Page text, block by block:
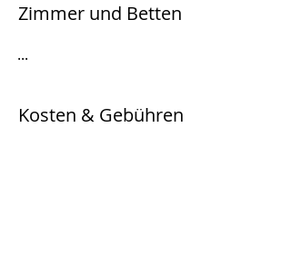
Zimmer und Betten
...
Kosten & Gebühren